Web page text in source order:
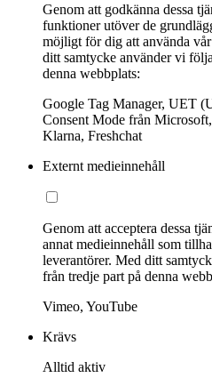
Genom att godkänna dessa
funktioner utöver de
möjligt för dig att använda
ditt samtycke använder vi
denna webbplats:
Google Tag Manager, UET
Consent Mode från
Klarna, Freshchat
Externt medieinnehåll
Genom att acceptera dessa
annat medieinnehåll som
leverantörer. Med ditt
från tredje part på denna
Vimeo, YouTube
Krävs
Alltid aktiv